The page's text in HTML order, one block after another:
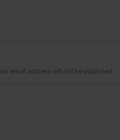
email address will not be published.